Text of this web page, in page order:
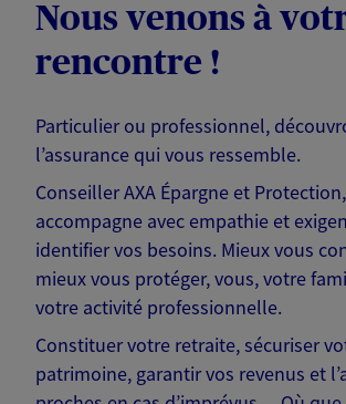
Nous venons à
rencontre !
Particulier ou professionnel,
l’assurance qui vous ressemble.
Conseiller AXA Épargne et
accompagne avec empathie et
identifier vos besoins. Mieux vous
mieux vous protéger, vous, votre
votre activité professionnelle.
Constituer votre retraite, sécuriser
patrimoine, garantir vos revenus et